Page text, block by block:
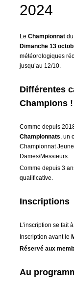
2024
Le Championnat
Dimanche 13
météorologiques
jusqu’au 12/10.
Différentes
Champions !
Comme depuis
Championnats, un
Championnat
Dames/Messieurs.
Comme depuis 3
qualificative.
Inscriptions
L’inscription se fait
Inscription avant le
Réservé aux
Au